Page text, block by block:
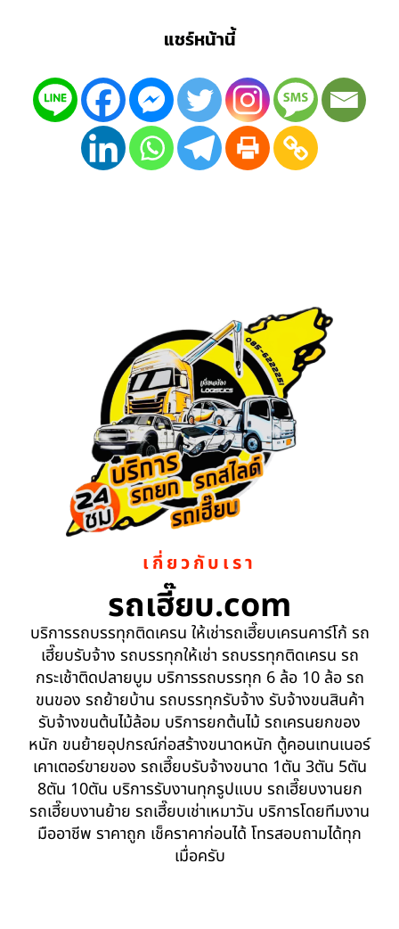
แชร์หน้านี้
เกี่ยวกับเรา
รถเฮี๊ยบ.com
บริการรถบรรทุกติดเครน ให้เช่ารถเฮี๊ยบเครนคาร์โก้ รถ
เฮี๊ยบรับจ้าง รถบรรทุกให้เช่า รถบรรทุกติดเครน รถ
กระเช้าติดปลายบูม บริการรถบรรทุก 6 ล้อ 10 ล้อ รถ
ขนของ รถย้ายบ้าน รถบรรทุกรับจ้าง รับจ้างขนสินค้า
รับจ้างขนต้นไม้ล้อม บริการยกต้นไม้ รถเครนยกของ
หนัก ขนย้ายอุปกรณ์ก่อสร้างขนาดหนัก ตู้คอนเทนเนอร์
เคาเตอร์ขายของ รถเฮี๊ยบรับจ้างขนาด 1ตัน 3ตัน 5ตัน
8ตัน 10ตัน บริการรับงานทุกรูปแบบ รถเฮี๊ยบงานยก
รถเฮี๊ยบงานย้าย รถเฮี๊ยบเช่าเหมาวัน บริการโดยทีมงาน
มืออาชีพ ราคาถูก เช็คราคาก่อนได้ โทรสอบถามได้ทุก
เมื่อครับ